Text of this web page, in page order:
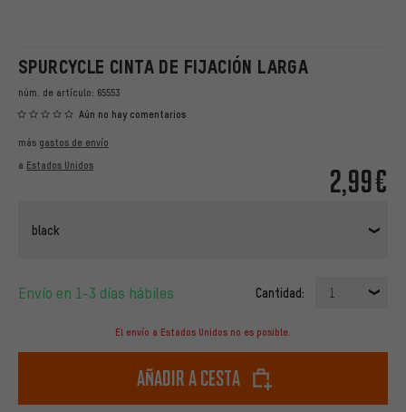
SPURCYCLE CINTA DE FIJACIÓN LARGA
núm. de artículo: 65553
Aún no hay comentarios
2,99€
más gastos de envío
a Estados Unidos
black
Envío en 1-3 días hábiles Cantidad: 1
El envío a Estados Unidos no es posible.
Añadir a cesta